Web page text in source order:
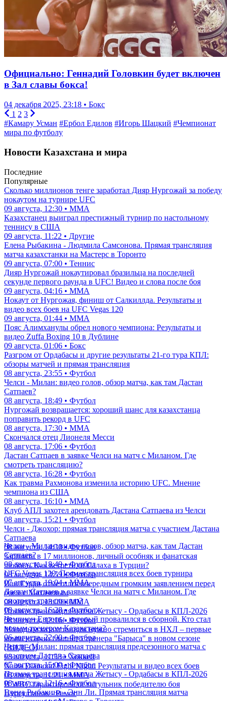
Официально: Геннадий Головкин будет включен
в Зал славы бокса!
04 декабря 2025, 23:18 • Бокс
1 2 3
#Камару Усман #Ербол Едилов #Игорь Шацкий #Чемпионат
мира по футболу
Новости Казахстана и мира
Последние
Популярные
Сколько миллионов тенге заработал Дияр Нургожай за победу
нокаутом на турнире UFC
09 августа, 12:30 • ММА
Казахстанец выиграл престижный турнир по настольному
теннису в США
09 августа, 11:22 • Другие
Елена Рыбакина - Людмила Самсонова. Прямая трансляция
матча казахстанки на Мастерс в Торонто
09 августа, 07:00 • Теннис
Дияр Нургожай нокаутировал бразильца на последней
секунде первого раунда в UFC! Видео и слова после боя
09 августа, 04:16 • ММА
Нокаут от Нургожая, финиш от Салкиллда. Результаты и
видео всех боев на UFC Vegas 120
09 августа, 01:44 • ММА
Пояс Алимханулы обрел нового чемпиона: Результаты и
видео Zuffa Boxing 10 в Дублине
09 августа, 01:06 • Бокс
Разгром от Ордабасы и другие результаты 21-го тура КПЛ:
обзоры матчей и прямая трансляция
08 августа, 23:55 • Футбол
Челси - Милан: видео голов, обзор матча, как там Дастан
Сатпаев?
08 августа, 18:49 • Футбол
Нургожай возвращается: хороший шанс для казахстанца
поправить рекорд в UFC
08 августа, 17:30 • ММА
Скончался отец Лионеля Месси
08 августа, 17:06 • Футбол
Дастан Сатпаев в заявке Челси на матч с Миланом. Где
смотреть трансляцию?
08 августа, 16:28 • Футбол
Как травма Рахмонова изменила историю UFC. Мнение
чемпиона из США
08 августа, 16:10 • ММА
Клуб АПЛ захотел арендовать Дастана Сатпаева из Челси
08 августа, 15:21 • Футбол
Челси - Джохор: прямая трансляция матча с участием Дастана
Сатпаева
08 августа, 14:30 • Футбол
Зарплата в 17 миллионов, личный особняк и фанатская
любовь. Как встретили Салаха в Турции?
08 августа, 13:59 • Футбол
Иан Гэрри отметился очередным громким заявлением перед
боем с Махачевым
08 августа, 13:09 • ММА
Прямая трансляция матча Жетысу - Ордабасы в КПЛ-2026
08 августа, 12:16 • Футбол
Молодым казахстанцам нужно стремиться в НХЛ – первые
комментарии главного тренера "Барыса" в новом сезоне
(ВИДЕО)
08 августа, 11:53 • Хоккей
Naiza Diamond Fight Night: Результаты и видео всех боев
08 августа, 11:21 • ММА
В WBC гарантировали титульник победителю боя
Нурсултанов - Рамос
Челси - Милан: видео голов, обзор матча, как там Дастан
Сатпаев?
08 августа, 18:49 • Футбол
UFC Vegas 120: Прямая трансляция всех боев турнира
07 августа, 19:04 • ММА
Дастан Сатпаев в заявке Челси на матч с Миланом. Где
смотреть трансляцию?
08 августа, 16:28 • Футбол
Чемпион Европы, который провалился в сборной. Кто стал
новым тренером Казахстана?
06 августа, 22:00 • Футбол
Челси - Милан: прямая трансляция предсезонного матча с
участием Дастана Сатпаева
07 августа, 15:00 • Футбол
Прямая трансляция матча Жетысу - Ордабасы в КПЛ-2026
08 августа, 12:16 • Футбол
Елена Рыбакина - Энн Ли. Прямая трансляция матча